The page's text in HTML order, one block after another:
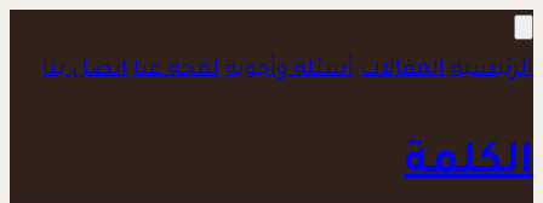
الرئيسية المقالات أسئلة وأجوبة لمحة عنا اتصل بنا
الكلمة